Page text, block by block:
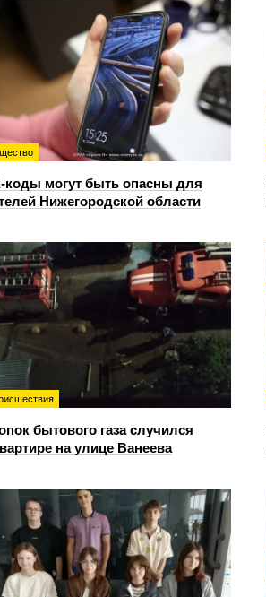
коды могут быть опасны для
Нижегородской области
бытового газа случился
на улице Ванеева